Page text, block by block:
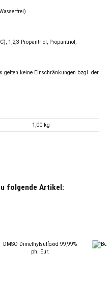
1,2,3-Propantriol, Propantriol,
gelten keine Einschränkungen bzgl. der
1,00 kg
folgende Artikel: